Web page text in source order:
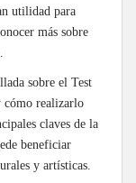
utilidad para
más sobre
sobre el Test
cómo realizarlo
claves de la
beneficiar
y artísticas.